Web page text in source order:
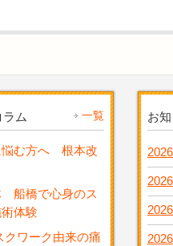
ム 一覧
悩む方へ 根本改
船橋で心身のス
体験
クワーク由来の痛
お